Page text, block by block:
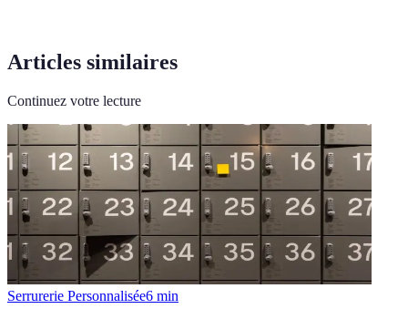
Articles similaires
Continuez votre lecture
Serrurerie Personnalisée6 min